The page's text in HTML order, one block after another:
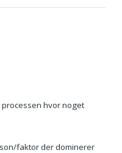
hvor noget
faktor der dominerer